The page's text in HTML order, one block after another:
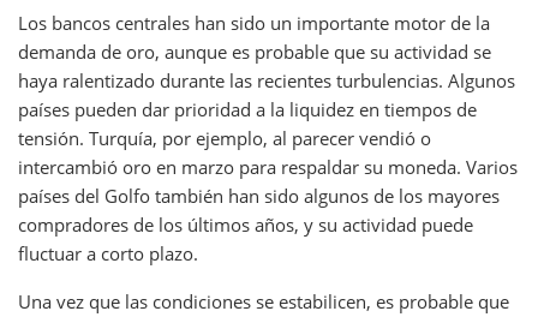
Los bancos centrales han sido un importante motor de la
demanda de oro, aunque es probable que su actividad se
haya ralentizado durante las recientes turbulencias. Algunos
países pueden dar prioridad a la liquidez en tiempos de
tensión. Turquía, por ejemplo, al parecer vendió o
intercambió oro en marzo para respaldar su moneda. Varios
países del Golfo también han sido algunos de los mayores
compradores de los últimos años, y su actividad puede
fluctuar a corto plazo.
Una vez que las condiciones se estabilicen, es probable que